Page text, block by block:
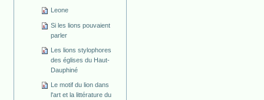
Leone
Si les lions pouvaient
parler
Les lions stylophores
des églises du Haut-
Dauphiné
Le motif du lion dans
l'art et la littérature du